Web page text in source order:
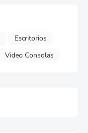
Escritorios
Video Consolas